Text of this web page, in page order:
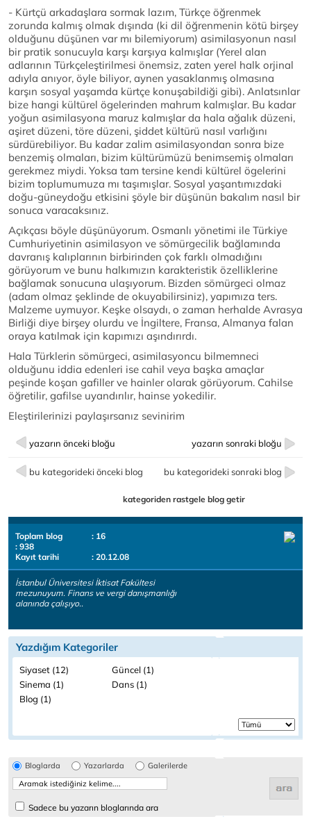
- Kürtçü arkadaşlara sormak lazım, Türkçe öğrenmek
zorunda kalmış olmak dışında (ki dil öğrenmenin kötü birşey
olduğunu düşünen var mı bilemiyorum) asimilasyonun nasıl
bir pratik sonucuyla karşı karşıya kalmışlar (Yerel alan
adlarının Türkçeleştirilmesi önemsiz, zaten yerel halk orjinal
adıyla anıyor, öyle biliyor, aynen yasaklanmış olmasına
karşın sosyal yaşamda kürtçe konuşabildiği gibi). Anlatsınlar
bize hangi kültürel ögelerinden mahrum kalmışlar. Bu kadar
yoğun asimilasyona maruz kalmışlar da hala ağalık düzeni,
aşiret düzeni, töre düzeni, şiddet kültürü nasıl varlığını
sürdürebiliyor. Bu kadar zalim asimilasyondan sonra bize
benzemiş olmaları, bizim kültürümüzü benimsemiş olmaları
gerekmez miydi. Yoksa tam tersine kendi kültürel ögelerini
bizim toplumumuza mı taşımışlar. Sosyal yaşantımızdaki
doğu-güneydoğu etkisini şöyle bir düşünün bakalım nasıl bir
sonuca varacaksınız.
Açıkçası böyle düşünüyorum. Osmanlı yönetimi ile Türkiye
Cumhuriyetinin asimilasyon ve sömürgecilik bağlamında
davranış kalıplarının birbirinden çok farklı olmadığını
görüyorum ve bunu halkımızın karakteristik özelliklerine
bağlamak sonucuna ulaşıyorum. Bizden sömürgeci olmaz
(adam olmaz şeklinde de okuyabilirsiniz), yapımıza ters.
Malzeme uymuyor. Keşke olsaydı, o zaman herhalde Avrasya
Birliği diye birşey olurdu ve İngiltere, Fransa, Almanya falan
oraya katılmak için kapımızı aşındırırdı.
Hala Türklerin sömürgeci, asimilasyoncu bilmemneci
olduğunu iddia edenleri ise cahil veya başka amaçlar
peşinde koşan gafiller ve hainler olarak görüyorum. Cahilse
öğretilir, gafilse uyandırılır, hainse yokedilir.
Eleştirilerinizi paylaşırsanız sevinirim
yazarın önceki bloğu yazarın sonraki bloğu
bu kategorideki önceki blog bu kategorideki sonraki blog
kategoriden rastgele blog getir
Toplam blog
: 16
: 938
Kayıt tarihi
: 20.12.08
İstanbul Üniversitesi İktisat Fakültesi
mezunuyum. Finans ve vergi danışmanlığı
alanında çalışıyo..
Yazdığım Kategoriler
Siyaset (12)
Güncel (1)
Sinema (1)
Dans (1)
Blog (1)
Bloglarda Yazarlarda Galerilerde
Sadece bu yazarın bloglarında ara